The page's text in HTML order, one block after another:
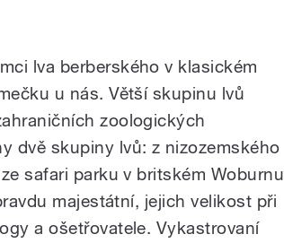
lva berberského v klasickém
u nás. Větší skupinu lvů
zoologických
dvě skupiny lvů: z nizozemského
safari parku v britském Woburnu
majestátní, jejich velikost při
a ošetřovatele. Vykastrovaní